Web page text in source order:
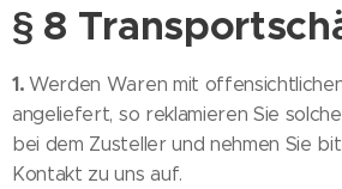
§ 8
1.Werden Waren mit
angeliefert, so reklamieren Sie
bei dem Zusteller und nehmen Sie
Kontakt zu uns auf.